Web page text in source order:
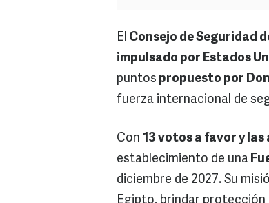
El Consejo de Seguridad
impulsado por Estados
puntos propuesto por
fuerza internacional de
Con 13 votos a favor y las
establecimiento de una
diciembre de 2027. Su